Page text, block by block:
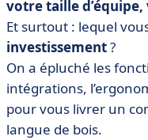
365 vs Salesforce
• FAQ sur Microsoft
votre taille
Et surtout : lequel
investissement?
On a épluché les
intégrations,
pour vous livrer un
langue de bois.